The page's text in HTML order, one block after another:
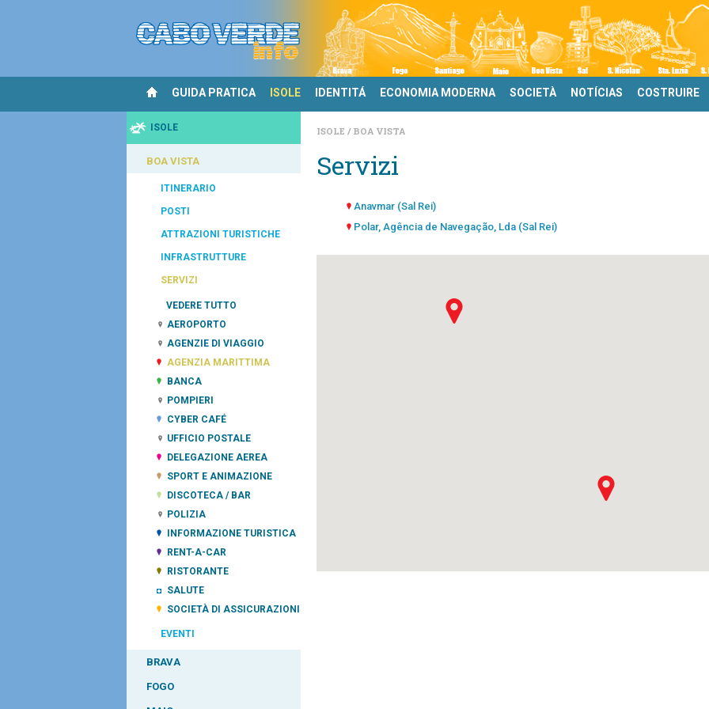
GUIDA PRATICA ISOLE IDENTITÁ ECONOMIA MODERNA SOCIETÀ NOTÍCIAS COSTRUIRE
ISOLE
BOA VISTA
ITINERARIO
POSTI
ATTRAZIONI TURISTICHE
INFRASTRUTTURE
SERVIZI
VEDERE TUTTO
AEROPORTO
AGENZIE DI VIAGGIO
AGENZIA MARITTIMA
BANCA
POMPIERI
CYBER CAFÉ
UFFICIO POSTALE
DELEGAZIONE AEREA
SPORT E ANIMAZIONE
DISCOTECA / BAR
POLIZIA
INFORMAZIONE TURISTICA
RENT-A-CAR
RISTORANTE
SALUTE
SOCIETÀ DI ASSICURAZIONI
EVENTI
BRAVA
FOGO
ISOLE BOA VISTA
Servizi
Anavmar (Sal Rei)
Polar, Agência de Navegação, Lda (Sal Rei)